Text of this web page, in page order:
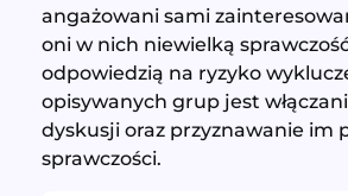
angażowani sami
oni w nich niewielką
odpowiedzią na ryzyko
opisywanych grup jest
dyskusji oraz przyznawanie im
sprawczości.